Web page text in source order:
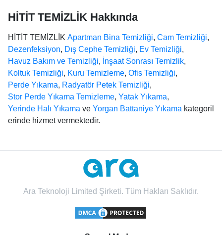
HİTİT TEMİZLİK Hakkında
HİTİT TEMİZLİK Apartman Bina Temizliği, Cam Temizliği,
Dezenfeksiyon, Dış Cephe Temizliği, Ev Temizliği,
Havuz Bakım ve Temizliği, İnşaat Sonrası Temizlik,
Koltuk Temizliği, Kuru Temizleme, Ofis Temizliği,
Perde Yıkama, Radyatör Petek Temizliği,
Stor Perde Yıkama Temizleme, Yatak Yıkama,
Yerinde Halı Yıkama ve Yorgan Battaniye Yıkama kategoril
erinde hizmet vermektedir.
Ara Teknoloji Limited Şirketi. Tüm Hakları Saklıdır.